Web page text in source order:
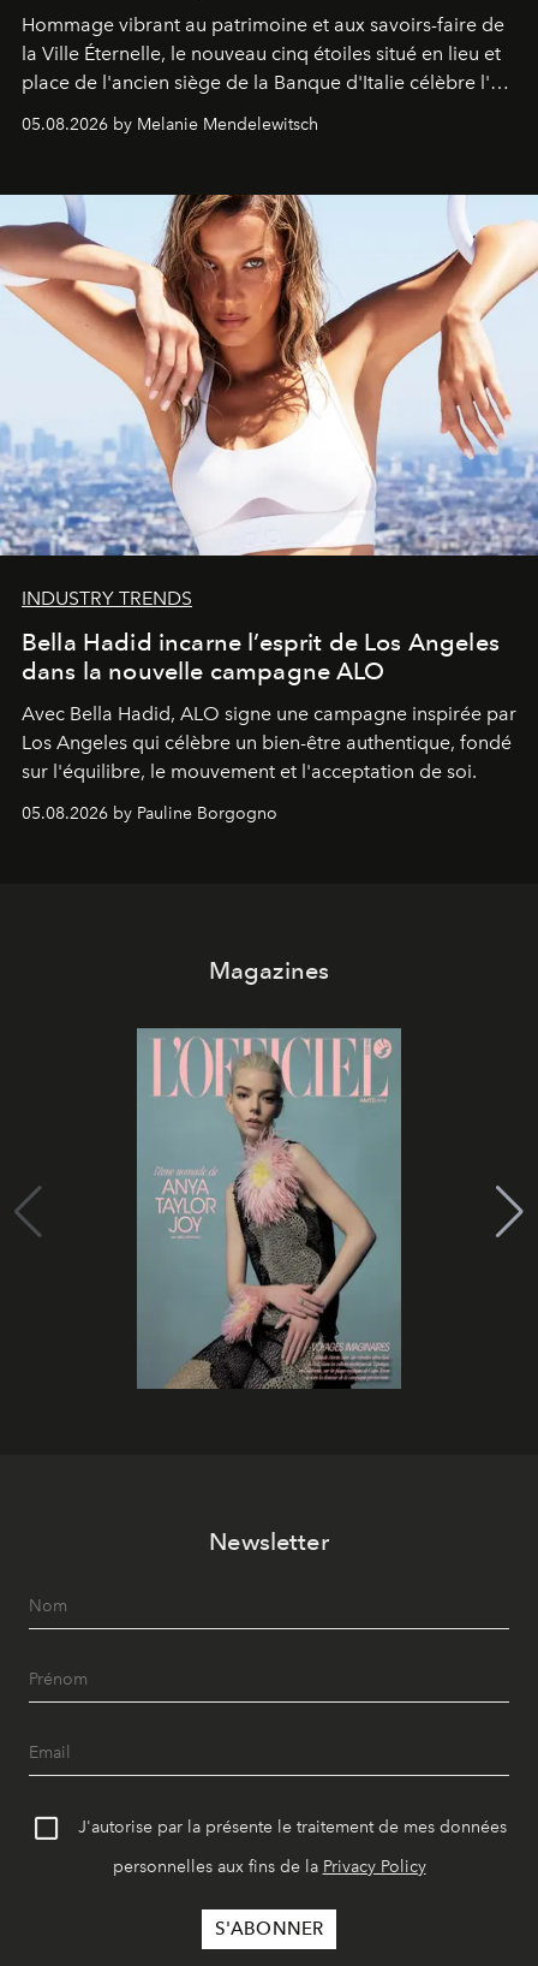
Hommage vibrant au patrimoine et aux savoirs-faire de
la Ville Éternelle, le nouveau cinq étoiles situé en lieu et
place de l'ancien siège de la Banque d'Italie célèbre l'art
05.08.2026 by Melanie Mendelewitsch
INDUSTRY TRENDS
Bella Hadid incarne l’esprit de Los Angeles
dans la nouvelle campagne ALO
Avec Bella Hadid, ALO signe une campagne inspirée par
Los Angeles qui célèbre un bien-être authentique, fondé
sur l'équilibre, le mouvement et l'acceptation de soi.
05.08.2026 by Pauline Borgogno
Magazines
Newsletter
J'autorise par la présente le traitement de mes données
personnelles aux fins de la Privacy Policy